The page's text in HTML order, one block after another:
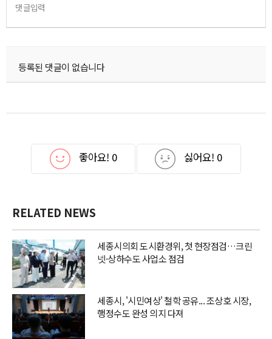
댓글입력
등록된 댓글이 없습니다
좋아요! 0 싫어요! 0
RELATED NEWS
세종시의회 도시환경위, 첫 현장점검…크린
넷·상하수도 사업소 점검
세종시, '시민여상' 철학 공유... 조상호 시장,
행정수도 완성 의지 다져